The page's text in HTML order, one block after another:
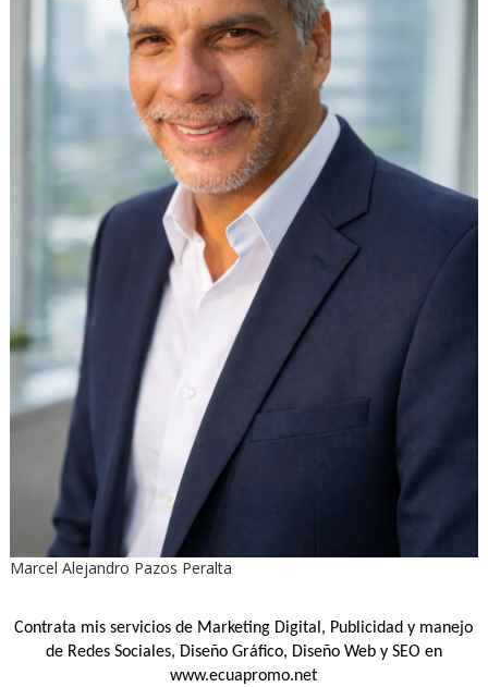
Marcel Alejandro Pazos Peralta
Contrata mis servicios de Marketing Digital, Publicidad y manejo
de Redes Sociales, Diseño Gráfico, Diseño Web y SEO en
www.ecuapromo.net